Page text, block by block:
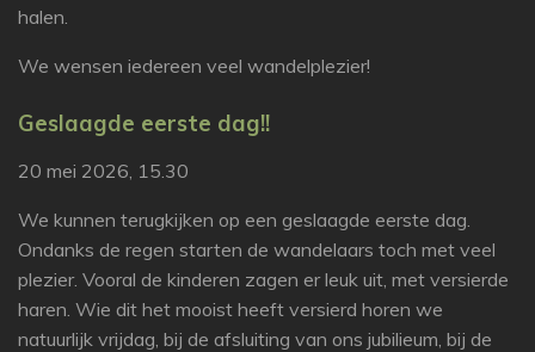
halen.
We wensen iedereen veel wandelplezier!
Geslaagde eerste dag!!
20 mei 2026, 15.30
We kunnen terugkijken op een geslaagde eerste dag.
Ondanks de regen starten de wandelaars toch met veel
plezier. Vooral de kinderen zagen er leuk uit, met versierde
haren. Wie dit het mooist heeft versierd horen we
natuurlijk vrijdag, bij de afsluiting van ons jubilieum, bij de